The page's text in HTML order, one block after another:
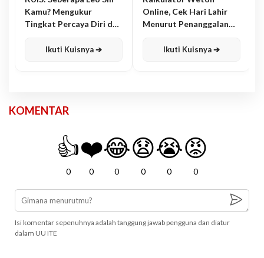
Kamu? Mengukur
Tingkat Percaya Diri dan
Ikuti Kuisnya ➔
Online, Cek Hari Lahir
Menurut Penanggalan
Ikuti Kuisnya ➔
KOMENTAR
👍
0
❤️
0
😂
0
😧
0
😭
0
😡
0
Isi komentar sepenuhnya adalah tanggung jawab pengguna dan diatur
dalam UU ITE